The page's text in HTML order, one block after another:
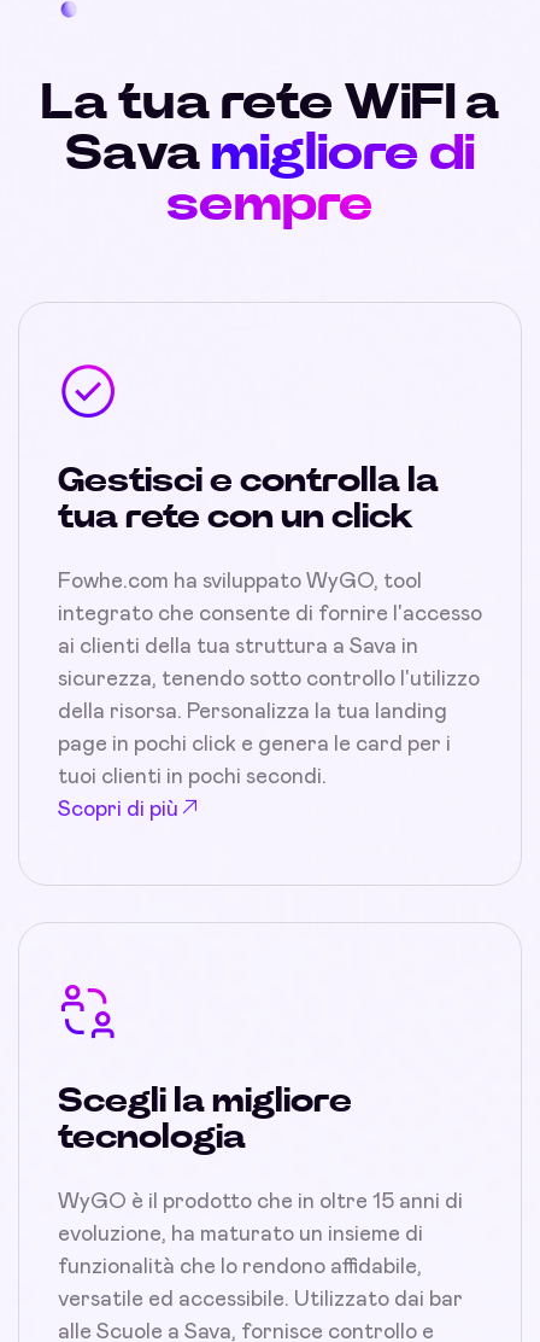
La tua rete WiFI a
Sava migliore di
sempre
Gestisci e controlla la
tua rete con un click
Fowhe.com ha sviluppato WyGO, tool
integrato che consente di fornire l'accesso
ai clienti della tua struttura a Sava in
sicurezza, tenendo sotto controllo l'utilizzo
della risorsa. Personalizza la tua landing
page in pochi click e genera le card per i
tuoi clienti in pochi secondi.
Scopri di più
Scegli la migliore
tecnologia
WyGO è il prodotto che in oltre 15 anni di
evoluzione, ha maturato un insieme di
funzionalità che lo rendono affidabile,
versatile ed accessibile. Utilizzato dai bar
alle Scuole a Sava, fornisce controllo e